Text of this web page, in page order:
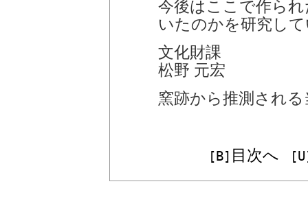
今後はここで作ら
いたのかを研究し
文化財課
松野 元宏
窯跡から推測され
[B] 目次へ